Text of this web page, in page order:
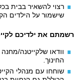
שישמור על הילדים
רשמתם את ילדיכם
וודאו שלקייטנה/מחנה
החינוך.
שוחחו עם מנהלי